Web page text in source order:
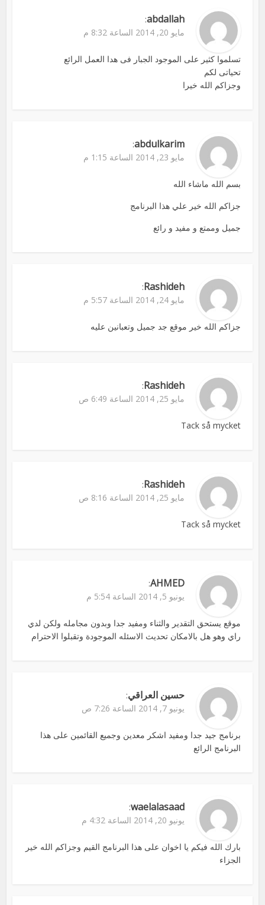
abdallah
:
مايو 20, 2014 الساعة 8:32 م
تسلموا كثير على الموجود الجبار فى هدا العمل الرائع
تحياتى لكم
وجزاكم الله خيرا
abdulkarim
:
مايو 23, 2014 الساعة 1:15 م
بسم الله ماشاء الله
جزاكم الله خير علي هذا البرنامج
جميل وممتع و مفيد و رائع
Rashideh
:
مايو 24, 2014 الساعة 5:57 م
جزاكم الله خير موقع جد جميل وتعبانين عليه
Rashideh
:
مايو 25, 2014 الساعة 6:49 ص
Tack så mycket
Rashideh
:
مايو 25, 2014 الساعة 8:16 ص
Tack så mycket
AHMED
:
يونيو 5, 2014 الساعة 5:54 م
موقع يستحق التقدير والثناء ومفيد جدا وبدون مجامله ولكن لدي
راي وهو هل بالامكان تحديث الاسئله الموجودة وتقبلوا الاحترام
حسين العراقي:
يونيو 7, 2014 الساعة 7:26 ص
برنامج جيد جدا ومفيد اشكر معدين وجميع القائمين على هذا
البرنامج الرائع
waelalasaad
:
يونيو 20, 2014 الساعة 4:32 م
بارك الله فيكم يا اخوان على هذا البرنامج القيم وجزاكم الله خير
الجزاء